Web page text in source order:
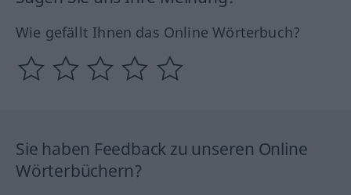
Wie gefällt Ihnen das Online Wörterbuch?
Sie haben Feedback zu unseren Online
Wörterbüchern?